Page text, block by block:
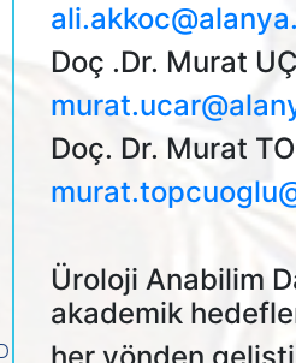
Doç .Dr. Murat
Doç. Dr. Murat
Üroloji Anabilim
akademik